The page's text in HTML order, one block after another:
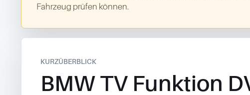
Fahrzeug prüfen können.
KURZÜBERBLICK
BMW TV Funktion